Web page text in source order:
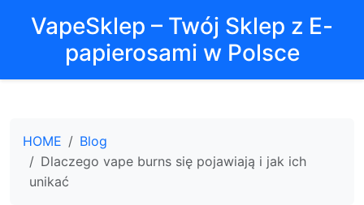
VapeSklep – Twój Sklep z E-
papierosami w Polsce
HOME
Blog
Dlaczego vape burns się pojawiają i jak ich
unikać